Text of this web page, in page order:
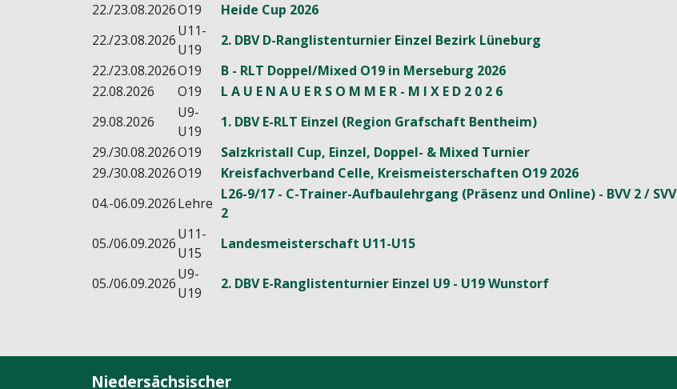
22./23.08.2026O19 Heide Cup 2026
22./23.08.2026
U11-
U19
2. DBV D-Ranglistenturnier Einzel Bezirk Lüneburg
22./23.08.2026O19 B - RLT Doppel/Mixed O19 in Merseburg 2026
22.08.2026
O19 L A U E N A U E R S O M M E R - M I X E D 2 0 2 6
29.08.2026
U9-
U19
1. DBV E-RLT Einzel (Region Grafschaft Bentheim)
29./30.08.2026O19 Salzkristall Cup, Einzel, Doppel- & Mixed Turnier
29./30.08.2026O19 Kreisfachverband Celle, Kreismeisterschaften O19 2026
04.-06.09.2026Lehre
L26-9/17 - C-Trainer-Aufbaulehrgang (Präsenz und Online) - BVV 2 / SVV
2
05./06.09.2026
U11-
U15
Landesmeisterschaft U11-U15
05./06.09.2026
U9-
U19
2. DBV E-Ranglistenturnier Einzel U9 - U19 Wunstorf
Niedersächsischer